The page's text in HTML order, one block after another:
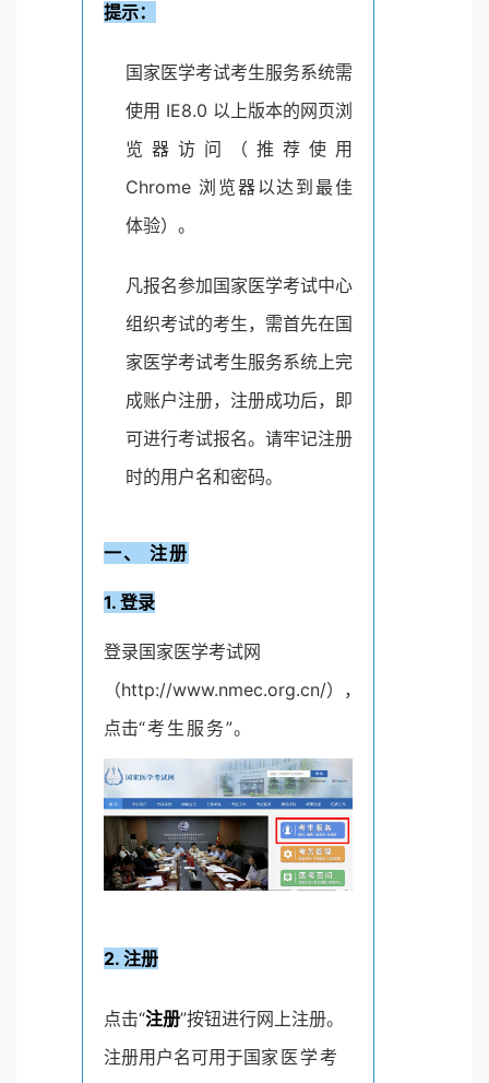
提示：
国家医学考试考生服务系统需
使用 IE8.0 以上版本的网页浏
览器访问（推荐使用
Chrome 浏览器以达到最佳
体验）。
凡报名参加国家医学考试中心
组织考试的考生，需首先在国
家医学考试考生服务系统上完
成账户注册，注册成功后，即
可进行考试报名。请牢记注册
时的用户名和密码。
一、 注册
1. 登录
登录国家医学考试网
（http://www.nmec.org.cn/），
点击“考生服务”。
2. 注册
点击“注册”按钮进行网上注册。
注册用户名可用于国家医学考